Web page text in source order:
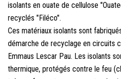
isolants en ouate de cellulose
recyclés "Filéco".
Ces matériaux isolants sont
démarche de recyclage en circuits
Emmaus Lescar Pau. Les isolants
thermique, protégés contre le feu